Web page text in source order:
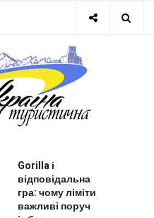
Gorilla і
відповідальна
гра: чому ліміти
важливі поруч